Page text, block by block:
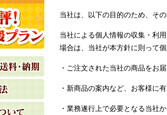
当社は、以下の目的のため、そ
当社による個人情報の収集・利
場合は、当社が本方針に則って
・ご注文された当社の商品をお
・新商品の案内など、お客様に
・業務遂行上で必要となる当社